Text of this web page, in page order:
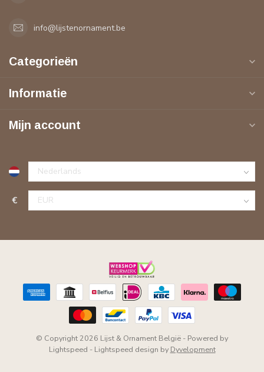
info@lijstenornament.be
Categorieën
Informatie
Mijn account
€
© Copyright 2026 Lijst & Ornament België - Powered by
Lightspeed - Lightspeed design by Dyvelopment